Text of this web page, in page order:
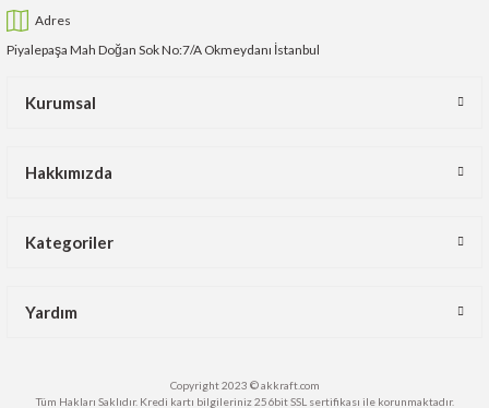
Adres
Piyalepaşa Mah Doğan Sok No:7/A Okmeydanı İstanbul
Kurumsal
Hakkımızda
Kategoriler
Yardım
Copyright 2023 © akkraft.com
Tüm Hakları Saklıdır. Kredi kartı bilgileriniz 256bit SSL sertifikası ile korunmaktadır.